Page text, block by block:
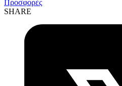
Προσφορές
SHARE